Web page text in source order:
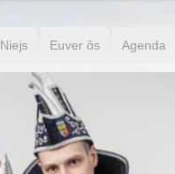
Niejs Euver ôs Agenda